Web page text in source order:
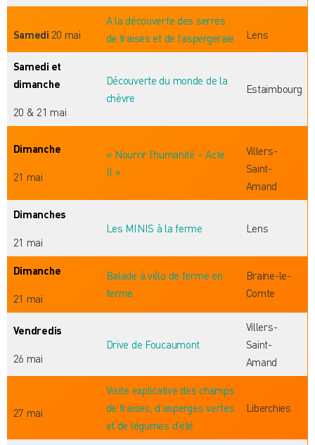
Samedi 20 mai
A la découverte des serres
de fraises et de l’aspergeraie
Lens
Samedi et
dimanche
20 & 21 mai
Découverte du monde de la
chèvre
Estaimbourg
Dimanche
21 mai
« Nourrir l’humanité – Acte
II »
Villers-
Saint-
Amand
Dimanches
21 mai
Les MINIS à la ferme Lens
Dimanche
21 mai
Balade à vélo de ferme en
ferme
Braine-le-
Comte
Vendredis
26 mai
Drive de Foucaumont
Villers-
Saint-
Amand
27 mai
Visite explicative des champs
de fraises, d’asperges vertes
et de légumes d’été
Liberchies